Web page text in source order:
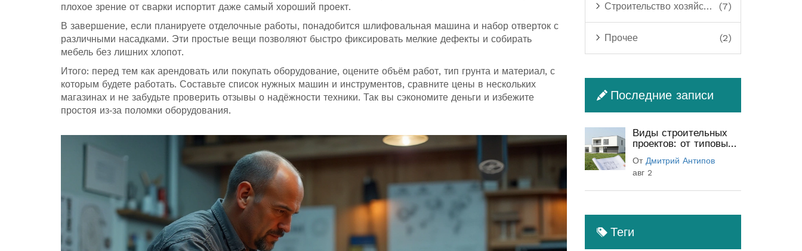
плохое зрение от сварки испортит даже самый хороший проект.
В завершение, если планируете отделочные работы, понадобится шлифовальная машина и набор отверток с
различными насадками. Эти простые вещи позволяют быстро фиксировать мелкие дефекты и собирать
мебель без лишних хлопот.
Итого: перед тем как арендовать или покупать оборудование, оцените объём работ, тип грунта и материал, с
которым будете работать. Составьте список нужных машин и инструментов, сравните цены в нескольких
магазинах и не забудьте проверить отзывы о надёжности техники. Так вы сэкономите деньги и избежите
простоя из‑за поломки оборудования.
Строительство хозяйственных построек (7)
Прочее (2)
Последние записи
Виды строительных
проектов: от типовых
(полный гид)
От Дмитрий Антипов
авг 2
Теги